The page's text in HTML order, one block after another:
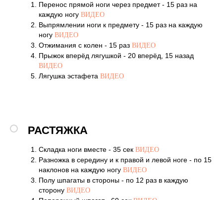
Перенос прямой ноги через предмет - 15 раз на
каждую ногу ВИДЕО
Выпрямлении ноги к предмету - 15 раз на каждую
ногу ВИДЕО
Отжимания с колен - 15 раз ВИДЕО
Прыжок вперёд лягушкой - 20 вперёд, 15 назад
ВИДЕО
Лягушка эстафета ВИДЕО
РАСТЯЖКА
Складка ноги вместе - 35 сек ВИДЕО
Разножка в середину и к правой и левой ноге - по 15
наклонов на каждую ногу ВИДЕО
Полу шпагаты в стороны - по 12 раз в каждую
сторону ВИДЕО